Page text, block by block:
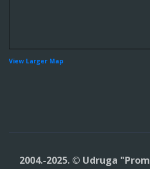
View Larger Map
2004.-2025. © Udruga